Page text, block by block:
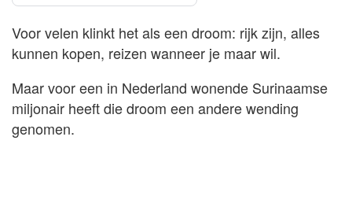
Voor velen klinkt het als een droom: rijk zijn, alles
kunnen kopen, reizen wanneer je maar wil.
Maar voor een in Nederland wonende Surinaamse
miljonair heeft die droom een andere wending
genomen.